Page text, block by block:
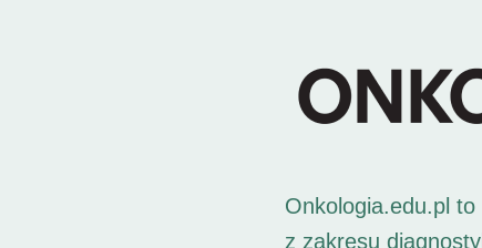
Onkologia.edu.pl
z zakresu